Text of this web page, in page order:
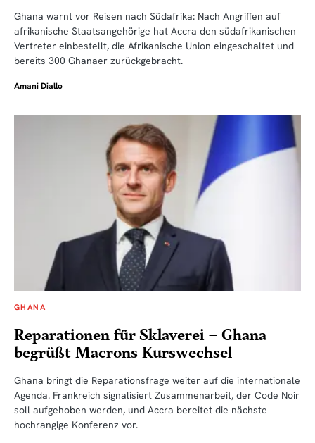
Ghana warnt vor Reisen nach Südafrika: Nach Angriffen auf
afrikanische Staatsangehörige hat Accra den südafrikanischen
Vertreter einbestellt, die Afrikanische Union eingeschaltet und
bereits 300 Ghanaer zurückgebracht.
Amani Diallo
GHANA
Reparationen für Sklaverei – Ghana
begrüßt Macrons Kurswechsel
Ghana bringt die Reparationsfrage weiter auf die internationale
Agenda. Frankreich signalisiert Zusammenarbeit, der Code Noir
soll aufgehoben werden, und Accra bereitet die nächste
hochrangige Konferenz vor.